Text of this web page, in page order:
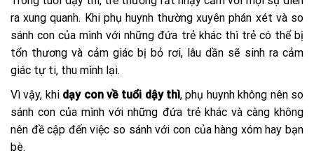
ra xung quanh. Khi phụ huynh thường xuyên phán xét và so
sánh con của mình với những đứa trẻ khác thì trẻ có thể bị
tổn thương và cảm giác bị bỏ rơi, lâu dần sẽ sinh ra cảm
giác tự ti, thu mình lại.
Vì vậy, khi dạy con về tuổi dậy thì, phụ huynh không nên so
sánh con của mình với những đứa trẻ khác và càng không
nên đề cập đến việc so sánh với con của hàng xóm hay bạn
bè.